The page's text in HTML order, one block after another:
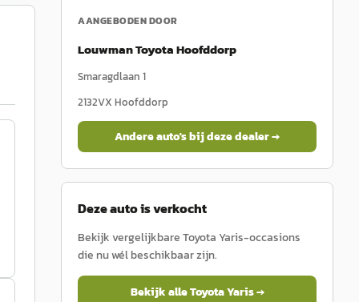
AANGEBODEN DOOR
Louwman Toyota Hoofddorp
Smaragdlaan 1
2132VX Hoofddorp
Andere auto's bij deze dealer →
Deze auto is verkocht
Bekijk vergelijkbareToyota Yaris-occasions
die nu wél beschikbaar zijn.
Bekijk alleToyotaYaris→